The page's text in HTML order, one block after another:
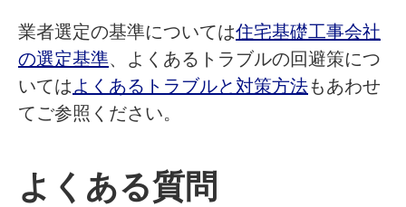
業者選定の基準については住宅基礎工事会社
の選定基準、よくあるトラブルの回避策につ
いてはよくあるトラブルと対策方法もあわせ
てご参照ください。
よくある質問